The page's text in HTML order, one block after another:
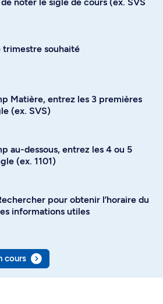
trimestre souhaité
Matière, entrez les 3 premières
(ex. SVS)
au-dessous, entrez les 4 ou 5
(ex. 1101)
pour obtenir l’horaire du
informations utiles
cours